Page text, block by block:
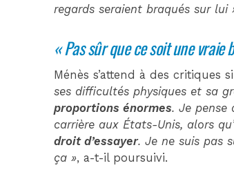
regards seraient braqués sur lui
« Pas sûr que ce soit une vraie
Ménès s’attend à des critiques
ses difficultés physiques et sa
proportions énormes. Je pense
carrière aux États-Unis, alors
droit d’essayer. Je ne suis pas
ça », a-t-il poursuivi.